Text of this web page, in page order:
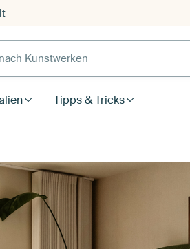
Kunstwerken
Tipps & Tricks